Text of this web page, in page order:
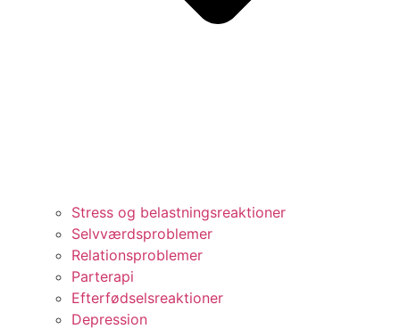
Stress og belastningsreaktioner
Selvværdsproblemer
Relationsproblemer
Parterapi
Efterfødselsreaktioner
Depression